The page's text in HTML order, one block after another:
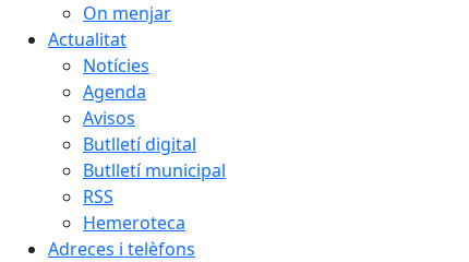
On menjar
Actualitat
Notícies
Agenda
Avisos
Butlletí digital
Butlletí municipal
RSS
Hemeroteca
Adreces i telèfons